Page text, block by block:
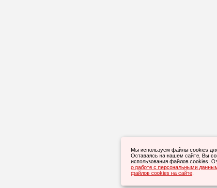
Мы используем файлы cookies
Оставаясь на нашем сайте, Вы
использования файлов cookies.
о работе с персональными
файлов cookies на сайте